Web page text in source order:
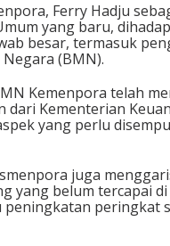
"
Ferry Hadju
yang baru,
besar, termasuk
(BMN).
Kemenpora telah
dari Kementerian
yang perlu
juga
yang belum tercapai
peningkatan peringkat